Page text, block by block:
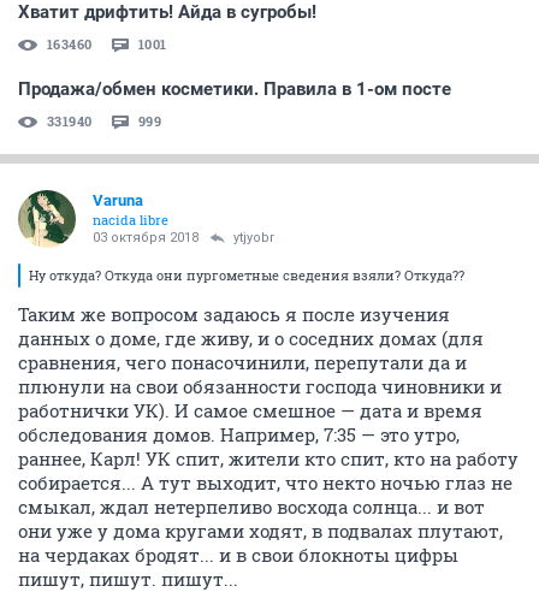
Хватит дрифтить! Айда в сугробы!
163460 1001
Продажа/обмен косметики. Правила в 1-ом посте
331940 999
Varuna
nacida libre
03 октября 2018 ytjyobr
Ну откуда? Откуда они пургометные сведения взяли? Откуда??
Таким же вопросом задаюсь я после изучения
данных о доме, где живу, и о соседних домах (для
сравнения, чего понасочинили, перепутали да и
плюнули на свои обязанности господа чиновники и
работнички УК). И самое смешное — дата и время
обследования домов. Например, 7:35 — это утро,
раннее, Карл! УК спит, жители кто спит, кто на работу
собирается... А тут выходит, что некто ночью глаз не
смыкал, ждал нетерпеливо восхода солнца... и вот
они уже у дома кругами ходят, в подвалах плутают,
на чердаках бродят... и в свои блокноты цифры
пишут, пишут. пишут...